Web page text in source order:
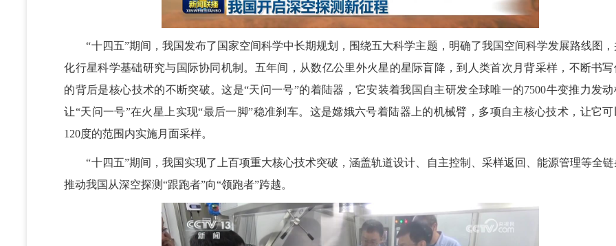
“十四五”期间，我国发布了国家空间科学中长期规划，围绕五大科学主题，明确了我国空间科学发展路线图，
化行星科学基础研究与国际协同机制。五年间，从数亿公里外火星的星际盲降，到人类首次月背采样，不断书写
的背后是核心技术的不断突破。这是“天问一号”的着陆器，它安装着我国自主研发全球唯一的7500牛变推力发动
让“天问一号”在火星上实现“最后一脚”稳准刹车。这是嫦娥六号着陆器上的机械臂，多项自主核心技术，让它可
120度的范围内实施月面采样。
“十四五”期间，我国实现了上百项重大核心技术突破，涵盖轨道设计、自主控制、采样返回、能源管理等全链
推动我国从深空探测“跟跑者”向“领跑者”跨越。